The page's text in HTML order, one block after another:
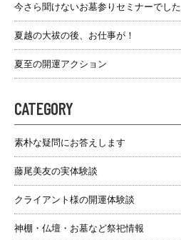
今さら聞けないお墓参りセミナーでした
夏越の大祓の後、お仕事が！
夏至の開運アクション
CATEGORY
素朴な疑問にお答えします
藤尾美友の実体験談
クライアント様の開運体験談
神棚・仏壇・お墓など祭祀情報